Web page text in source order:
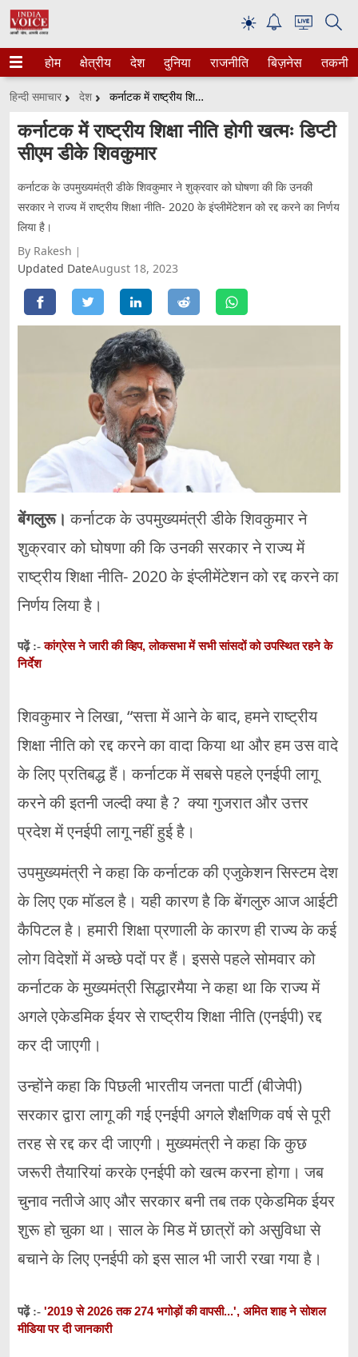
☀
होम क्षेत्रीय देश दुनिया राजनीति बिज़नेस तकनीक
हिन्दी समाचार देश कर्नाटक में राष्ट्रीय शिक्षा नीति होगी खत्मः डिप्टी सीएम डीके शिवकुमार
कर्नाटक में राष्ट्रीय शिक्षा नीति होगी खत्मः डिप्टी
सीएम डीके शिवकुमार
कर्नाटक के उपमुख्यमंत्री डीके शिवकुमार ने शुक्रवार को घोषणा की कि उनकी
सरकार ने राज्य में राष्ट्रीय शिक्षा नीति- 2020 के इंप्लीमेंटेशन को रद्द करने का निर्णय
लिया है।
By Rakesh
Updated DateAugust 18, 2023
बेंगलुरू। कर्नाटक के उपमुख्यमंत्री डीके शिवकुमार ने
शुक्रवार को घोषणा की कि उनकी सरकार ने राज्य में
राष्ट्रीय शिक्षा नीति- 2020 के इंप्लीमेंटेशन को रद्द करने का
निर्णय लिया है।
पढ़ें :-कांग्रेस ने जारी की व्हिप, लोकसभा में सभी सांसदों को उपस्थित रहने के
निर्देश
शिवकुमार ने लिखा, “सत्ता में आने के बाद, हमने राष्ट्रीय
शिक्षा नीति को रद्द करने का वादा किया था और हम उस वादे
के लिए प्रतिबद्ध हैं। कर्नाटक में सबसे पहले एनईपी लागू
करने की इतनी जल्दी क्या है ? क्या गुजरात और उत्तर
प्रदेश में एनईपी लागू नहीं हुई है।
उपमुख्यमंत्री ने कहा कि कर्नाटक की एजुकेशन सिस्टम देश
के लिए एक मॉडल है। यही कारण है कि बेंगलुरु आज आईटी
कैपिटल है। हमारी शिक्षा प्रणाली के कारण ही राज्य के कई
लोग विदेशों में अच्छे पदों पर हैं। इससे पहले सोमवार को
कर्नाटक के मुख्यमंत्री सिद्धारमैया ने कहा था कि राज्य में
अगले एकेडमिक ईयर से राष्ट्रीय शिक्षा नीति (एनईपी) रद्द
कर दी जाएगी।
उन्होंने कहा कि पिछली भारतीय जनता पार्टी (बीजेपी)
सरकार द्वारा लागू की गई एनईपी अगले शैक्षणिक वर्ष से पूरी
तरह से रद्द कर दी जाएगी। मुख्यमंत्री ने कहा कि कुछ
जरूरी तैयारियां करके एनईपी को खत्म करना होगा। जब
चुनाव नतीजे आए और सरकार बनी तब तक एकेडमिक ईयर
शुरू हो चुका था। साल के मिड में छात्रों को असुविधा से
बचाने के लिए एनईपी को इस साल भी जारी रखा गया है।
पढ़ें :- '2019 से 2026 तक 274 भगोड़ों की वापसी...', अमित शाह ने सोशल
मीडिया पर दी जानकारी